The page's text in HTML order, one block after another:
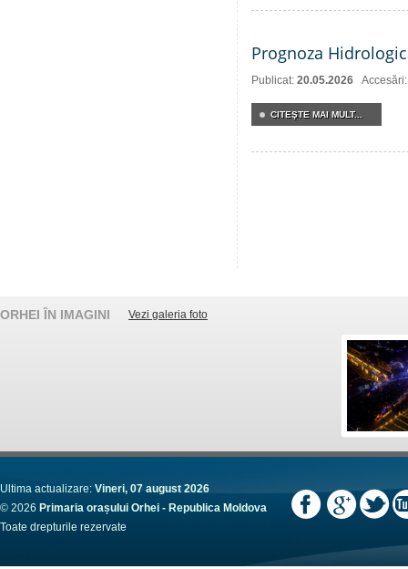
Prognoza
Publicat: 20.05.2026
CITEŞTE MAI MULT...
ORHEI ÎN IMAGINI Vezi galeria foto
Ultima actualizare: Vineri, 07 august 2026
© 2026 Primaria orașului Orhei - Republica Moldova
Toate drepturile rezervate